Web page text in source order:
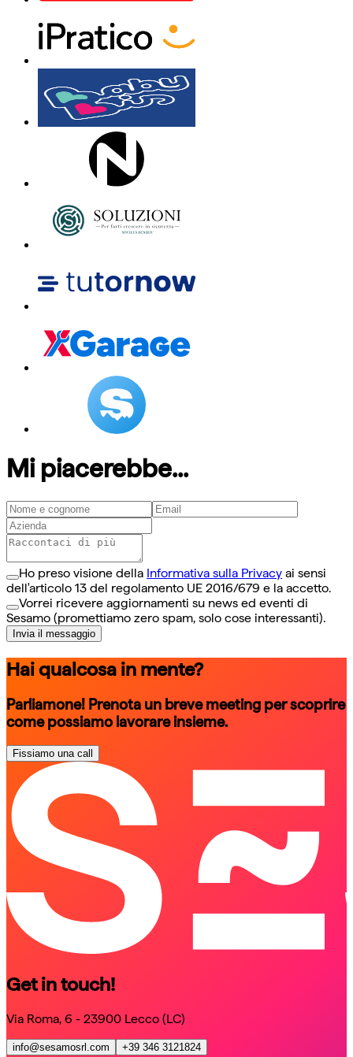
Mi piacerebbe...
Ho preso visione della Informativa sulla Privacy ai sensi
dell'articolo 13 del regolamento UE 2016/679 e la accetto.
Vorrei ricevere aggiornamenti su news ed eventi di
Sesamo (promettiamo zero spam, solo cose interessanti).
Invia il messaggio
Hai qualcosa in mente?
Parliamone! Prenota un breve meeting per scoprire
come possiamo lavorare insieme.
Fissiamo una call
schedule a call
schedule a call
Get in touch!
Via Roma, 6 - 23900 Lecco (LC)
info@sesamosrl.com +39 346 3121824